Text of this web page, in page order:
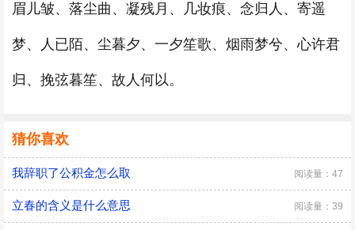
眉儿皱、落尘曲、凝残月、几妆痕、念归人、寄遥
梦、人已陌、尘暮夕、一夕笙歌、烟雨梦兮、心许君
归、挽弦暮笙、故人何以。
猜你喜欢
我辞职了公积金怎么取 阅读量：47
立春的含义是什么意思 阅读量：39